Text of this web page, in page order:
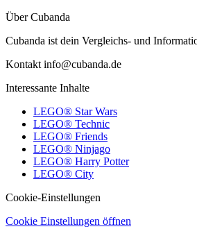
Über Cubanda
Cubanda ist dein Vergleichs- und
Kontakt info@cubanda.de
Interessante Inhalte
LEGO® Star Wars
LEGO® Technic
LEGO® Friends
LEGO® Ninjago
LEGO® Harry Potter
LEGO® City
Cookie-Einstellungen
Cookie Einstellungen öffnen